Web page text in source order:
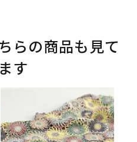
らの商品も見て
す